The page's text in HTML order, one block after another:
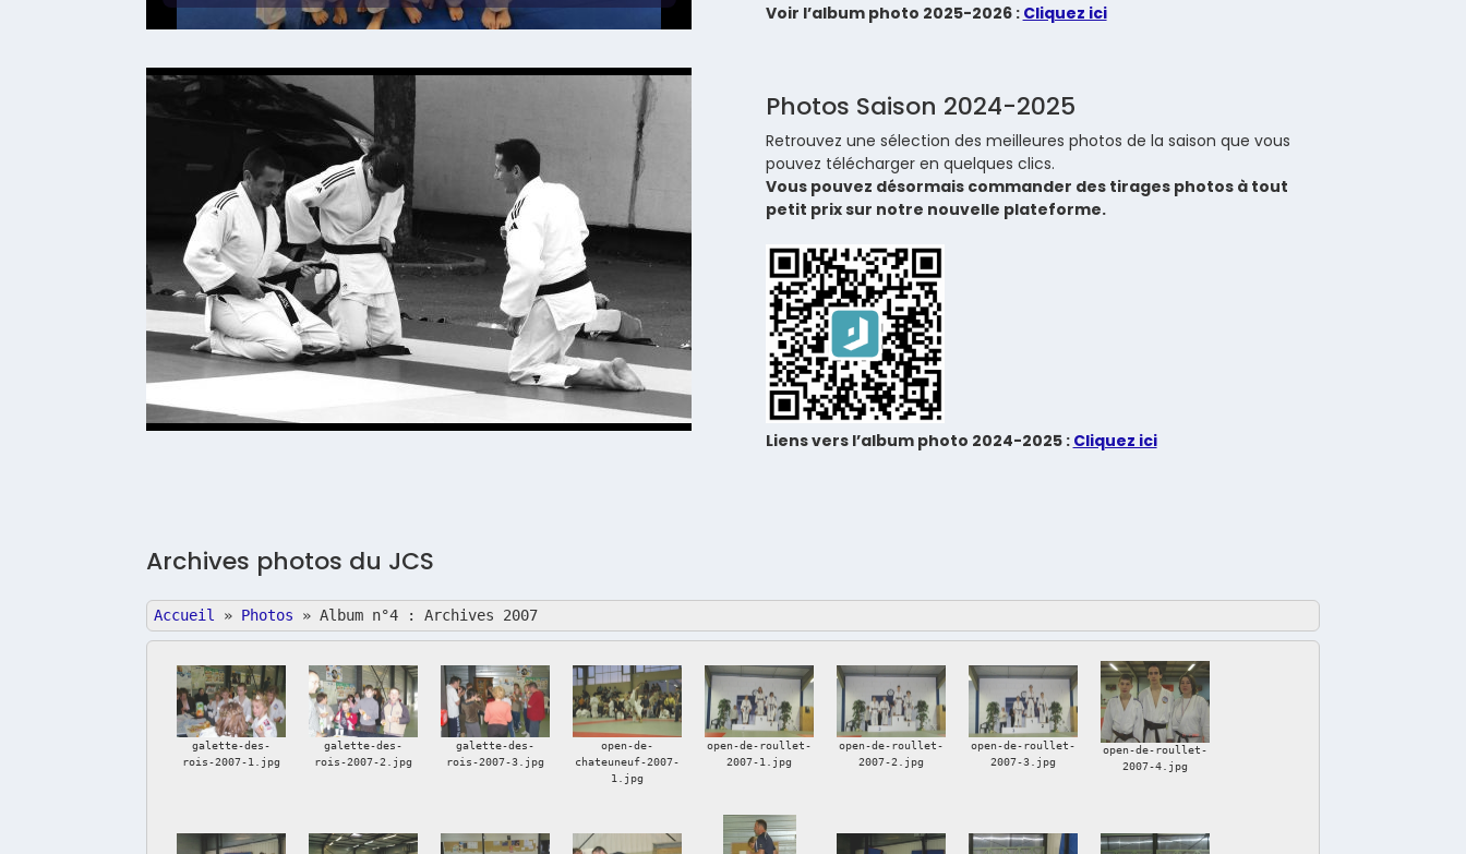
Voir l’album photo 2025-2026 : Cliquez ici
Photos Saison 2024-2025
Retrouvez une sélection des meilleures photos de la saison que vous
pouvez télécharger en quelques clics.
Vous pouvez désormais commander des tirages photos à tout
petit prix sur notre nouvelle plateforme.
Liens vers l’album photo 2024-2025 : Cliquez ici
Archives photos du JCS
Accueil » Photos »Album n°4 : Archives 2007
galette-des-
rois-2007-1.jpg
galette-des-
rois-2007-2.jpg
galette-des-
rois-2007-3.jpg
open-de-
chateuneuf-2007-
1.jpg
open-de-roullet-
2007-1.jpg
open-de-roullet-
2007-2.jpg
open-de-roullet-
2007-3.jpg
open-de-roullet-
2007-4.jpg